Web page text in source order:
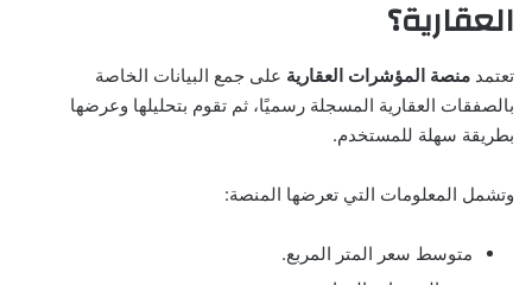
العقارية؟
تعتمد منصة المؤشرات العقارية على جمع البيانات الخاصة
بالصفقات العقارية المسجلة رسميًا، ثم تقوم بتحليلها وعرضها
بطريقة سهلة للمستخدم.
وتشمل المعلومات التي تعرضها المنصة:
متوسط سعر المتر المربع.